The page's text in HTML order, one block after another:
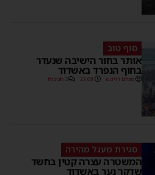
סוף טוב
אותר בחור הישיבה שנעדר
בחוף הנפרד באשדוד
מנחם דויטש 22:08 3 תגובות
סגירת מעגל מהירה
המשטרה עצרה קטין בחשד
שדקר נער באשדוד